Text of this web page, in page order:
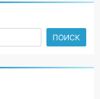
ПОИСК